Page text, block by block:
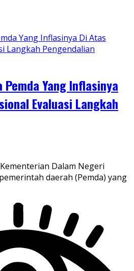
Yang Inflasinya
Evaluasi Langkah
Kementerian Dalam Negeri
daerah (Pemda) yang